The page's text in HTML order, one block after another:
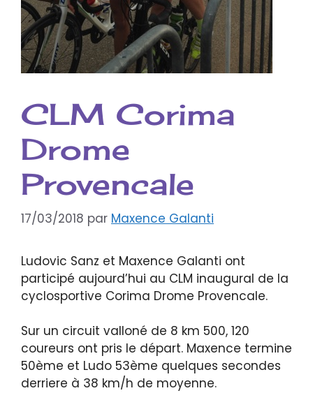
CLM Corima
Drome
Provencale
17/03/2018 par Maxence Galanti
Ludovic Sanz et Maxence Galanti ont
participé aujourd’hui au CLM inaugural de la
cyclosportive Corima Drome Provencale.
Sur un circuit valloné de 8 km 500, 120
coureurs ont pris le départ. Maxence termine
50ème et Ludo 53ème quelques secondes
derriere à 38 km/h de moyenne.